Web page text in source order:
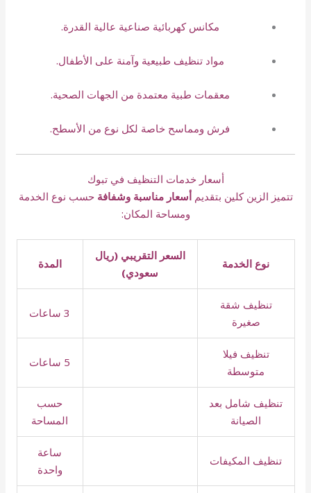
مكانس كهربائية صناعية عالية القدرة.
مواد تنظيف طبيعية وآمنة على الأطفال.
معقمات طبية معتمدة من الجهات الصحية.
فرش ومماسح خاصة لكل نوع من الأسطح.
أسعار خدمات التنظيف في تبوك
تتميز الزين كلين بتقديمأسعار مناسبة وشفافة حسب نوع الخدمة
ومساحة المكان:
نوع الخدمة
السعر التقريبي (ريال
سعودي)
المدة
تنظيف شقة
صغيرة
3 ساعات
تنظيف فيلا
متوسطة
5 ساعات
تنظيف شامل بعد
الصيانة
حسب
المساحة
تنظيف المكيفات
ساعة
واحدة